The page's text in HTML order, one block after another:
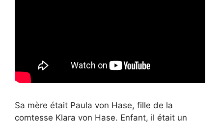
Sa mère était Paula von Hase, fille de la
comtesse Klara von Hase. Enfant, il était un